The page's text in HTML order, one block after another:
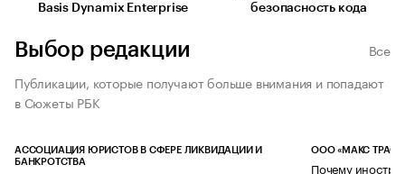
Basis Dynamix Enterprise
безопасность кода
Выбор редакции
Все
Публикации, которые получают больше внимания и попадают
в Сюжеты РБК
АССОЦИАЦИЯ ЮРИСТОВ В СФЕРЕ ЛИКВИДАЦИИ И
БАНКРОТСТВА
ООО «МАКС ТРАСТ»
Почему